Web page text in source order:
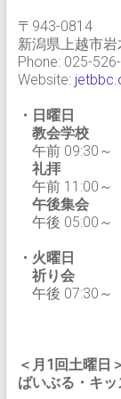
〒943-0814
新潟県上越市
Phone: 025-
Website:
・日曜日
教会学校
午前 09:30～
礼拝
午前 11:00～
午後集会
午後 05:00～
・火曜日
祈り会
午後 07:30～
＜月1回土曜日
ばいぶる・キ